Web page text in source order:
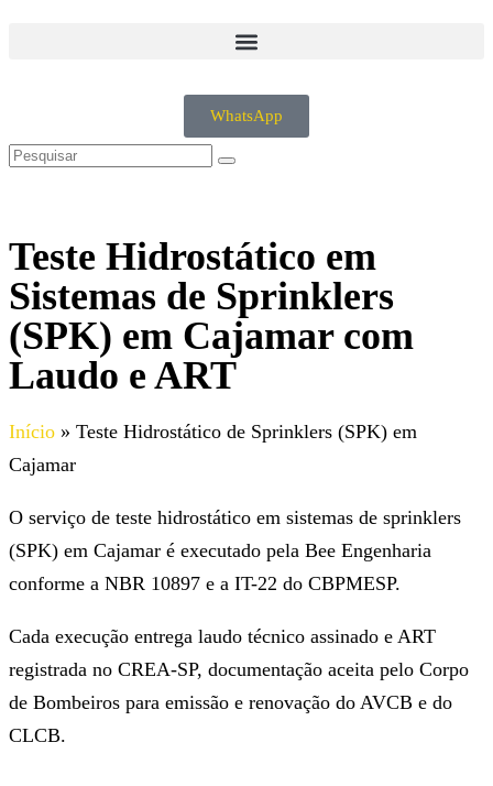
WhatsApp
Teste Hidrostático em
Sistemas de Sprinklers
(SPK) em Cajamar com
Laudo e ART
Início » Teste Hidrostático de Sprinklers (SPK) em
Cajamar
O serviço de teste hidrostático em sistemas de sprinklers
(SPK) em Cajamar é executado pela Bee Engenharia
conforme a NBR 10897 e a IT-22 do CBPMESP.
Cada execução entrega laudo técnico assinado e ART
registrada no CREA-SP, documentação aceita pelo Corpo
de Bombeiros para emissão e renovação do AVCB e do
CLCB.